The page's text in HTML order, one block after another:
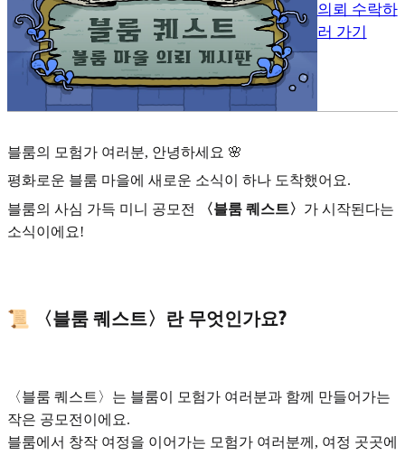
의뢰 수락하
러 가기
블룸의 모험가 여러분, 안녕하세요 🌸
평화로운 블룸 마을에 새로운 소식이 하나 도착했어요.
블룸의 사심 가득 미니 공모전
〈블룸 퀘스트〉 가 시작된다는
소식이에요!
📜 〈블룸 퀘스트〉란 무엇인가요?
〈블룸 퀘스트〉는 블룸이 모험가 여러분과 함께 만들어가는
작은 공모전이에요.
블룸에서 창작 여정을 이어가는 모험가 여러분께, 여정 곳곳에